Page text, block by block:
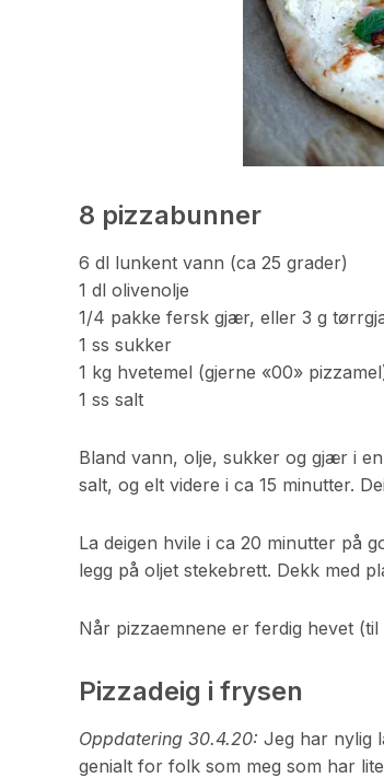
8 pizzabunner
6 dl lunkent vann (ca 25 grader)
1 dl olivenolje
1/4 pakke fersk gjær, eller 3 g
1 ss sukker
1 kg hvetemel (gjerne «00»
1 ss salt
Bland vann, olje, sukker og gjær i
salt, og elt videre i ca 15 minutter.
La deigen hvile i ca 20 minutter på
legg på oljet stekebrett. Dekk med
Når pizzaemnene er ferdig hevet
Pizzadeig i frysen
Oppdatering 30.4.20: Jeg har nylig
genialt for folk som meg som har